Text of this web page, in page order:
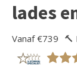
lades
Vanaf €739 🔨